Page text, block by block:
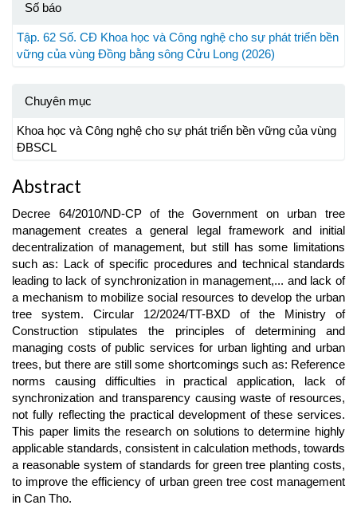
Số báo
Tập. 62 Số. CĐ Khoa học và Công nghệ cho sự phát triển bền
vững của vùng Đồng bằng sông Cửu Long (2026)
Chuyên mục
Khoa học và Công nghệ cho sự phát triển bền vững của vùng
ĐBSCL
Abstract
Decree 64/2010/ND-CP of the Government on urban tree
management creates a general legal framework and initial
decentralization of management, but still has some limitations
such as: Lack of specific procedures and technical standards
leading to lack of synchronization in management,... and lack of
a mechanism to mobilize social resources to develop the urban
tree system. Circular 12/2024/TT-BXD of the Ministry of
Construction stipulates the principles of determining and
managing costs of public services for urban lighting and urban
trees, but there are still some shortcomings such as: Reference
norms causing difficulties in practical application, lack of
synchronization and transparency causing waste of resources,
not fully reflecting the practical development of these services.
This paper limits the research on solutions to determine highly
applicable standards, consistent in calculation methods, towards
a reasonable system of standards for green tree planting costs,
to improve the efficiency of urban green tree cost management
in Can Tho.